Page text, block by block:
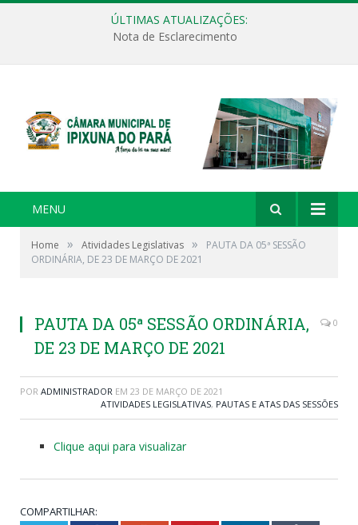
ÚLTIMAS ATUALIZAÇÕES:
Nota de Esclarecimento
MENU
Home » Atividades Legislativas »
PAUTA DA 05ª SESSÃO
ORDINÁRIA, DE 23 DE MARÇO DE 2021
PAUTA DA 05ª SESSÃO ORDINÁRIA,
DE 23 DE MARÇO DE 2021
0
POR ADMINISTRADOR EM 23 DE MARÇO DE 2021
ATIVIDADES LEGISLATIVAS, PAUTAS E ATAS DAS SESSÕES
Clique aqui para visualizar
COMPARTILHAR: